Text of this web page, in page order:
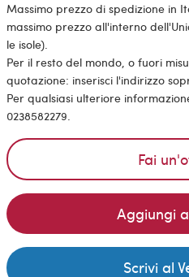
Massimo prezzo di spedizione in
massimo prezzo all'interno
le isole).
Per il resto del mondo, o fuori
quotazione: inserisci l'indirizzo
Per qualsiasi ulteriore
0238582279.
Fai
Aggiungi
Scrivi al